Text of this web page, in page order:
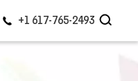
+1 617-765-2493